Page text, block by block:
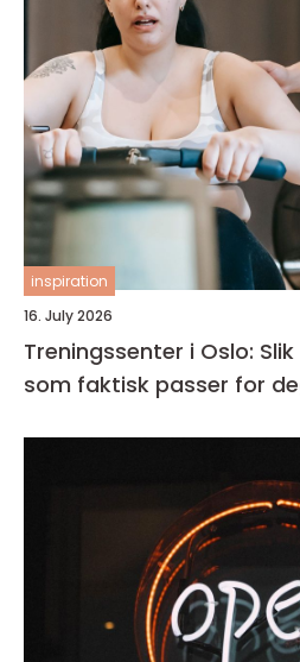
inspiration
16. July 2026
Treningssenter i Oslo:
som faktisk passer for